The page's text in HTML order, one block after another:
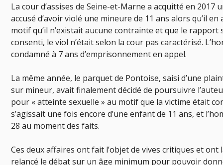
La cour d’assises de Seine-et-Marne a acquitté en 2017
accusé d’avoir violé une mineure de 11 ans alors qu’il en
motif qu’il n’existait aucune contrainte et que le rapport
consenti, le viol n’était selon la cour pas caractérisé.
condamné à 7 ans d’emprisonnement en appel.
La même année, le parquet de Pontoise, saisi d’une
sur mineur, avait finalement décidé de poursuivre
pour « atteinte sexuelle » au motif que la victime était
s’agissait une fois encore d’une enfant de 11 ans, et
28 au moment des faits.
Ces deux affaires ont fait l’objet de vives critiques et ont
relancé le débat sur un âge minimum pour pouvoir